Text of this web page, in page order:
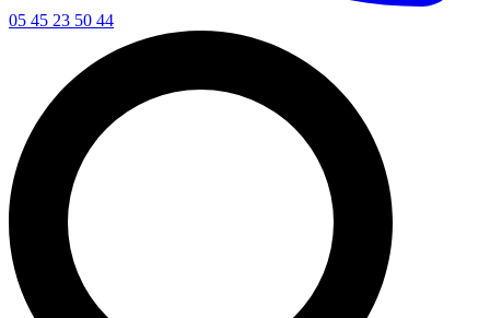
05 45 23 50 44